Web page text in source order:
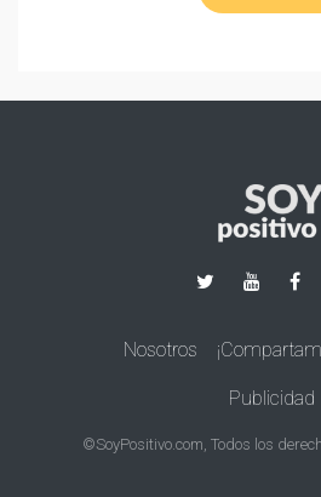
Nosotros
Publicidad
©SoyPositivo.com, Todos los